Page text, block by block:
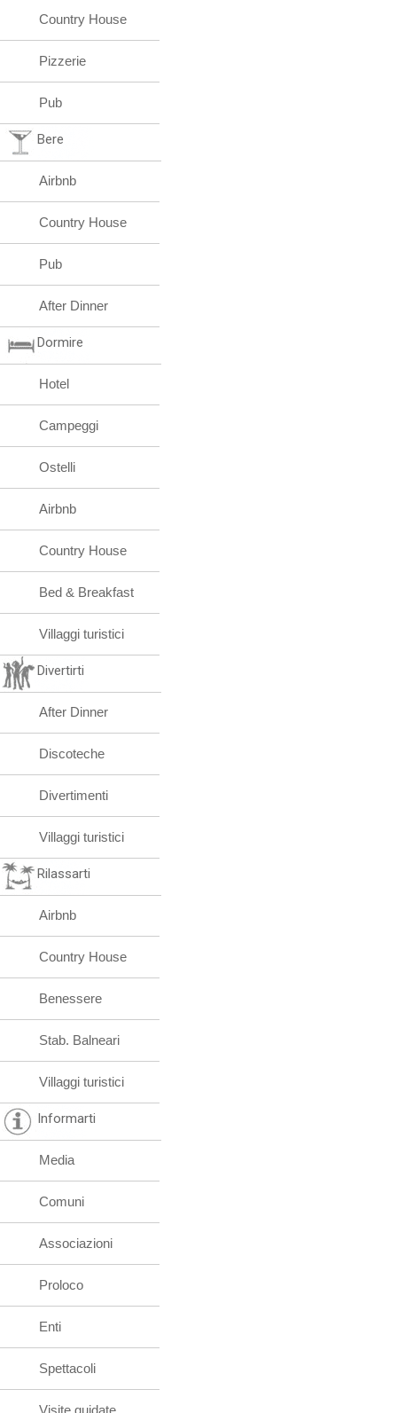
Country House
Pizzerie
Pub
Bere
Airbnb
Country House
Pub
After Dinner
Dormire
Hotel
Campeggi
Ostelli
Airbnb
Country House
Bed & Breakfast
Villaggi turistici
Divertirti
After Dinner
Discoteche
Divertimenti
Villaggi turistici
Rilassarti
Airbnb
Country House
Benessere
Stab. Balneari
Villaggi turistici
Informarti
Media
Comuni
Associazioni
Proloco
Enti
Spettacoli
Visite guidate